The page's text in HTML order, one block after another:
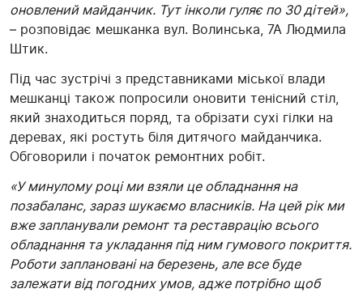
оновлений майданчик. Тут інколи гуляє по 30 дітей»,
– розповідає мешканка вул. Волинська, 7А Людмила
Штик.
Під час зустрічі з представниками міської влади
мешканці також попросили оновити тенісний стіл,
який знаходиться поряд, та обрізати сухі гілки на
деревах, які ростуть біля дитячого майданчика.
Обговорили і початок ремонтних робіт.
«У минулому році ми взяли це обладнання на
позабаланс, зараз шукаємо власників. На цей рік ми
вже запланували ремонт та реставрацію всього
обладнання та укладання під ним гумового покриття.
Роботи заплановані на березень, але все буде
залежати від погодних умов, адже потрібно щоб